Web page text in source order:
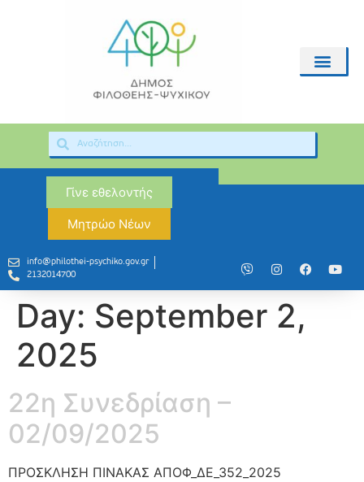
Γίνε εθελοντής
Μητρώο Νέων
info@philothei-psychiko.gov.gr
2132014700
Day: September 2,
2025
22η Συνεδρίαση –
02/09/2025
ΠΡΟΣΚΛΗΣΗ ΠΙΝΑΚΑΣ ΑΠΟΦ_ΔΕ_352_2025